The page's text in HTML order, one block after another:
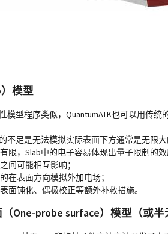
模型
模型程序类似，QuantumATK也可以用传统
不足是无法模拟实际表面下方通常是无限
限，Slab中的电子容易体现出量子限制的效
间可能相互影响；
在表面方向模拟外加电场；
面钝化、偶极校正等额外补救措施。
One-probe surface）模型（或半